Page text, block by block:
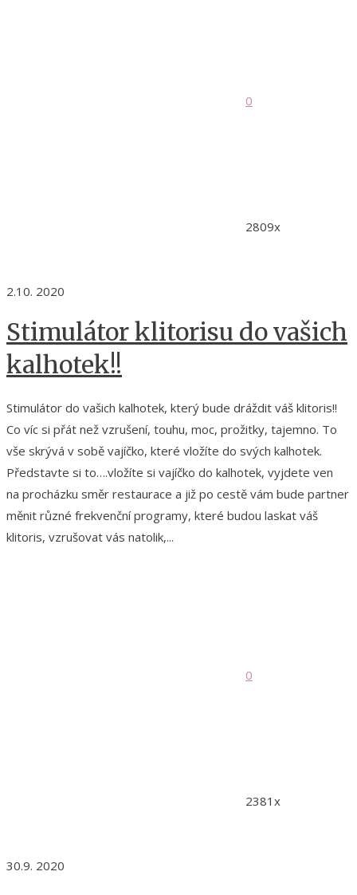
0
2809x
2.10. 2020
Stimulátor klitorisu do vašich
kalhotek!!
Stimulátor do vašich kalhotek, který bude dráždit váš klitoris!!
Co víc si přát než vzrušení, touhu, moc, prožitky, tajemno. To
vše skrývá v sobě vajíčko, které vložíte do svých kalhotek.
Představte si to….vložíte si vajíčko do kalhotek, vyjdete ven
na procházku směr restaurace a již po cestě vám bude partner
měnit různé frekvenční programy, které budou laskat váš
klitoris, vzrušovat vás natolik,...
0
2381x
30.9. 2020